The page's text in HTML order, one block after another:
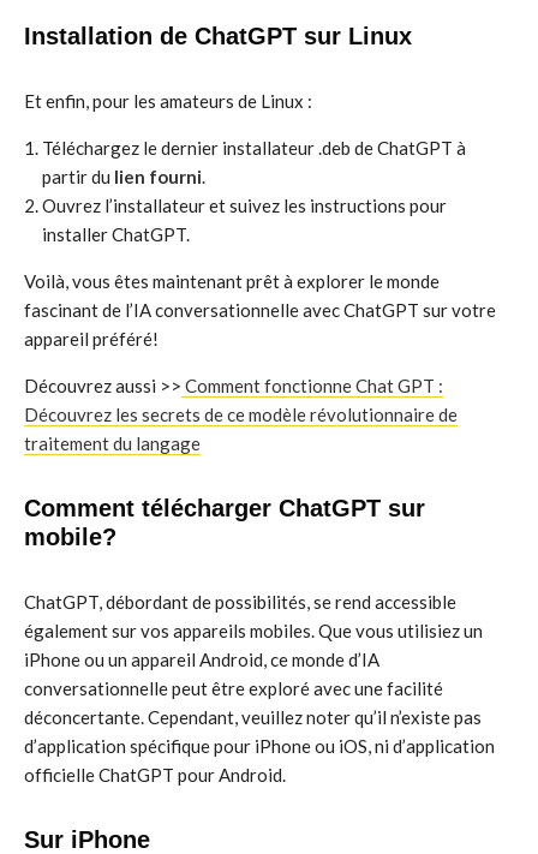
Installation de ChatGPT sur Linux
Et enfin, pour les amateurs de Linux :
Téléchargez le dernier installateur .deb de ChatGPT à
partir du lien fourni
Ouvrez l’installateur et suivez les instructions pour
installer ChatGPT.
Voilà, vous êtes maintenant prêt à explorer le monde
fascinant de l’IA conversationnelle avec ChatGPT sur votre
appareil préféré!
Découvrez aussi >> Comment fonctionne Chat GPT :
Découvrez les secrets de ce modèle révolutionnaire de
traitement du langage
Comment télécharger ChatGPT sur
mobile?
ChatGPT, débordant de possibilités, se rend accessible
également sur vos appareils mobiles. Que vous utilisiez un
iPhone ou un appareil Android, ce monde d’IA
conversationnelle peut être exploré avec une facilité
déconcertante. Cependant, veuillez noter qu’il n’existe pas
d’application spécifique pour iPhone ou iOS, ni d’application
officielle ChatGPT pour Android.
Sur iPhone